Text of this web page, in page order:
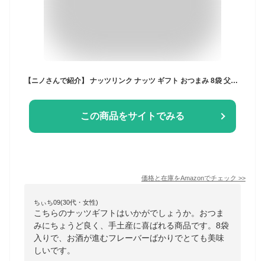
【ニノさんで紹介】 ナッツリンク ナッツ ギフト おつまみ 8袋 父の日 プレゼント 豆菓子 セット 甘くない おしゃれ お取り寄せ 個包装 お菓子 手土産 小分け 手さげ袋付き 詰め合わせ
この商品をサイトでみる
価格と在庫をAmazonでチェック >>
ちぃち09(30代・女性)
こちらのナッツギフトはいかがでしょうか。おつま
みにちょうど良く、手土産に喜ばれる商品です。8袋
入りで、お酒が進むフレーバーばかりでとても美味
しいです。